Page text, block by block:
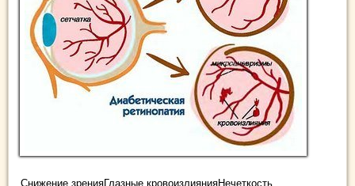
Снижение зренияГлазные кровоизлиянияНечеткость